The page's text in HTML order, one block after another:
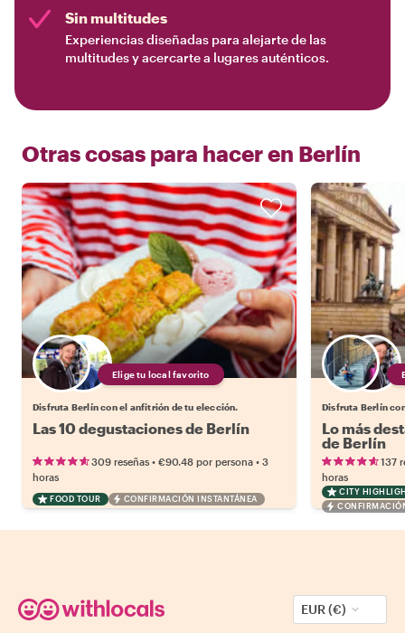
Sin multitudes
Experiencias diseñadas para alejarte de las
multitudes y acercarte a lugares auténticos.
Otras cosas para hacer en Berlín
Elige tu local favorito
Disfruta Berlín con el anfitrión de tu elección.
Las 10 degustaciones de Berlín
309 reseñas • €90.48 por persona • 3
horas
FOOD TOUR CONFIRMACIÓN INSTANTÁNEA
Disfruta Berlín
Lo más
de Berlín
137
horas
CITY
EUR (€)